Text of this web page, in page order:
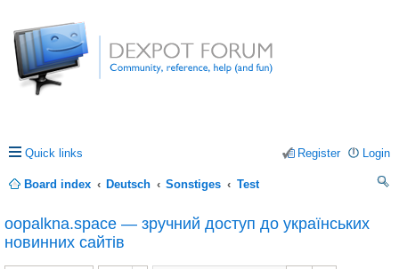
Quick links Login
Register
Board index Deutsch Sonstiges
Test
oopalkna.space — зручний доступ до українських
новинних сайтів